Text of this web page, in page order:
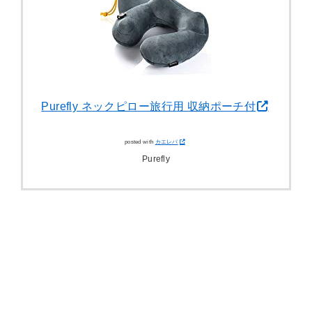
Purefly ネックピロー旅行用 収納ポーチ付
posted with カエレバ
Purefly